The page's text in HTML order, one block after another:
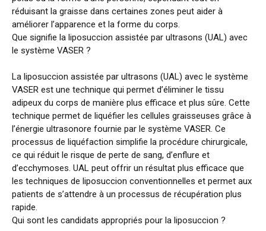
réduisant la graisse dans certaines zones peut aider à
améliorer l’apparence et la forme du corps.
Que signifie la liposuccion assistée par ultrasons (UAL) avec
le système VASER ?
La liposuccion assistée par ultrasons (UAL) avec le système
VASER est une technique qui permet d’éliminer le tissu
adipeux du corps de manière plus efficace et plus sûre. Cette
technique permet de liquéfier les cellules graisseuses grâce à
l’énergie ultrasonore fournie par le système VASER. Ce
processus de liquéfaction simplifie la procédure chirurgicale,
ce qui réduit le risque de perte de sang, d’enflure et
d’ecchymoses. UAL peut offrir un résultat plus efficace que
les techniques de liposuccion conventionnelles et permet aux
patients de s’attendre à un processus de récupération plus
rapide.
Qui sont les candidats appropriés pour la liposuccion ?